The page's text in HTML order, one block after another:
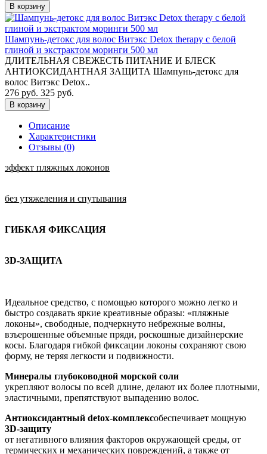
В корзину
Шампунь-детокс для волос Витэкс Detox therapy с белой
глиной и экстрактом моринги 500 мл
ДЛИТЕЛЬНАЯ СВЕЖЕСТЬ ПИТАНИЕ И БЛЕСК
АНТИОКСИДАНТНАЯ ЗАЩИТА Шампунь-детокс для
волос Витэкс Detox..
276 руб. 325 руб.
В корзину
Описание
Характеристики
Отзывы (0)
эффект пляжных локонов
без утяжеления и спутывания
ГИБКАЯ ФИКСАЦИЯ
3D-ЗАЩИТА
Идеальное средство, с помощью которого можно легко и
быстро создавать яркие креативные образы: «пляжные
локоны», свободные, подчеркнуто небрежные волны,
взъерошенные объемные пряди, роскошные дизайнерские
косы. Благодаря гибкой фиксации локоны сохраняют свою
форму, не теряя легкости и подвижности.
Минералы глубоководной морской соли
укрепляют волосы по всей длине, делают их более плотными,
эластичными, препятствуют выпадению волос.
Антиоксидантный detox-комплексобеспечивает мощную
3D-защиту
от негативного влияния факторов окружающей среды, от
термических и механических повреждений, а также от